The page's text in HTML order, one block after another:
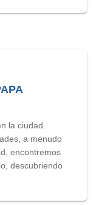
la ciudad.
a menudo
encontremos
descubriendo